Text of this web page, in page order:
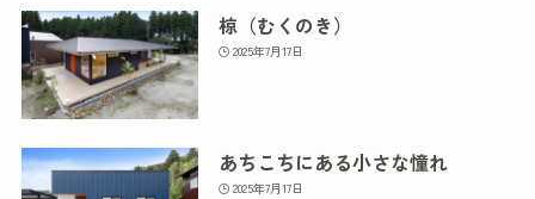
椋（むくのき）
2025年7月17日
あちこちにある小さな憧れ
2025年7月17日